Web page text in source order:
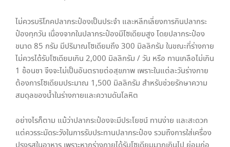
ไม่ควรบริโภคปลากระป๋องเป็นประจำ และหลีกเลี่ยงการกินปลากระ
ป๋องทุกวัน เนื่องจากในปลากระป๋องมีโซเดียมสูง โดยปลากระป๋อง
ขนาด 85 กรัม มีปริมาณโซเดียมถึง 300 มิลลิกรัม ในขณะที่ร่างกาย
ไม่ควรได้รับโซเดียมเกิน 2,000 มิลลิกรัม / วัน หรือ ทานเกลือไม่เกิน
1 ช้อนชา จึงจะไม่เป็นอันตรายต่อสุขภาพ เพราะในแต่ละวันร่างกาย
ต้องการโซเดียมประมาณ 1,500 มิลลิกรัม สำหรับช่วยรักษาความ
สมดุลของน้ำในร่างกายและความดันโลหิต
อย่างไรก็ตาม แม้ว่าปลากระป๋องจะมีประโยชน์ ทานง่าย และสะดวก
แต่ควรระมัดระวังในการรับประทานปลากระป๋อง รวมถึงการใส่เครื่อง